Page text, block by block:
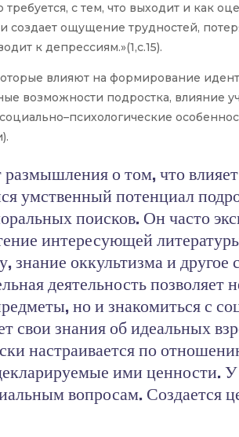
с тем, что выходит и как
создает ощущение трудностей,
к депрессиям.»(1,с.15).
влияют на формирование
возможности подростка, влияние
о том, что
умственный потенциал
поисков. Он часто
интересующей
знание оккультизма и другое
деятельность позволяет
но и знакомиться с
свои знания об идеальных
настраивается по
ими ценности. У
вопросам. Создается